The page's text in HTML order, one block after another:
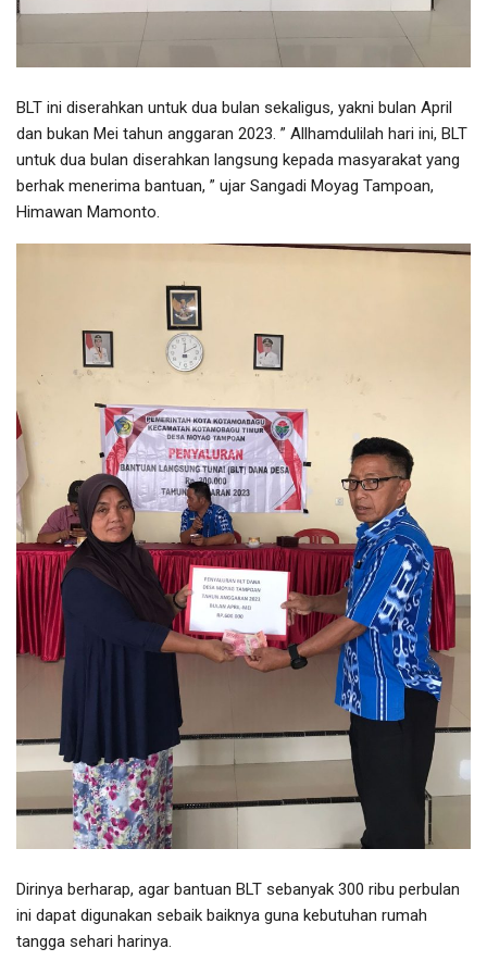
BLT ini diserahkan untuk dua bulan sekaligus, yakni bulan April
dan bukan Mei tahun anggaran 2023. ” Allhamdulilah hari ini, BLT
untuk dua bulan diserahkan langsung kepada masyarakat yang
berhak menerima bantuan, ” ujar Sangadi Moyag Tampoan,
Himawan Mamonto.
Dirinya berharap, agar bantuan BLT sebanyak 300 ribu perbulan
ini dapat digunakan sebaik baiknya guna kebutuhan rumah
tangga sehari harinya.